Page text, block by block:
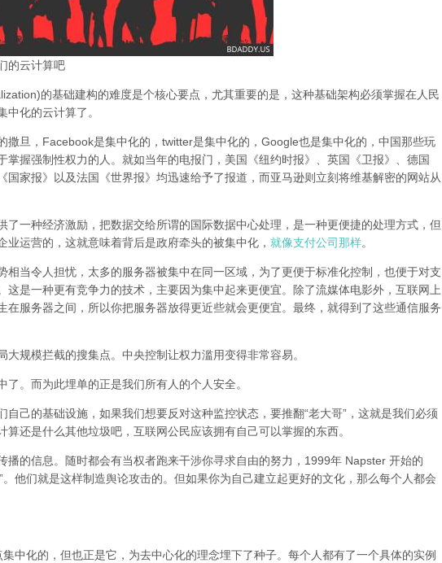
的云计算吧
的基础建构的难度是个核心要点， 尤其重要的是，这种基础架构必须掌握在人民
中化的云计算了。
撒旦 ，Facebook是集中化的，twitter是集中化的，Google也是集中化的，中国那些玩
掌握强制性权力的人。就如当年的电报门，美国《纽约时报》、英国《卫报》、德国
国家报》以及法国《世界报》均迅速给予了报道，而亚马逊则立刻将维基解密的网站从
了一种经济激励，把数据交给所谓的国际数据中心处理，是一种更便捷的处理方式，但
业运营的，这就意味着背后是政府牵头的被集中化， 就像支付公司那样。
相当令人担忧，太多的服务器被集中在同一区域，为了更便于标准化控制，也便于对支
这是一种更有竞争力的技术，主要因为集中起来更便宜。除了流媒体电影外，互联网上
在服务器之间，所以你把服务器放得更近些就会更便宜。最终，就得到了这些通信服务
大规模拦截的搜集点。中央控制让权力滥用变得非常容易。
了。而为此埋单的正是我们所有人的个人安全。
自己的基础设施，如果我们想要反对这种监控状态，要推翻“老大哥”，这就是我们必须
还是什么其他垃圾吧，互联网公民应该拥有自己可以掌握的东西。
播的信息。随时都会有当权者跑来干涉你寻求自由的努力，1999年 Napster 开始的
。他们就是这样制造舆论攻击的。但如果你为自己建立起更好的文化，那么每个人都会
中化的，但也正是它，为去中心化的理念埋下了种子。每个人都有了一个具体的实例